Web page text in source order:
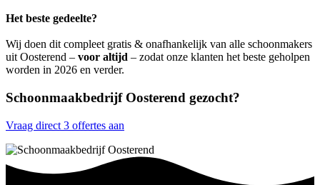
Het beste gedeelte?
Wij doen dit compleet gratis & onafhankelijk van alle schoonmakers
uit Oosterend – voor altijd – zodat onze klanten het beste geholpen
worden in 2026 en verder.
Schoonmaakbedrijf Oosterend gezocht?
Vraag direct 3 offertes aan